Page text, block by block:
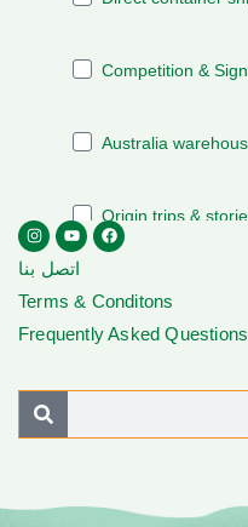
اتصل بنا
Terms & Conditons
Frequently Asked Questions